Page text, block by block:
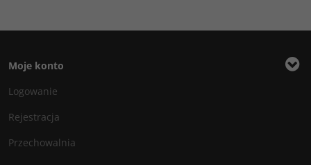
Moje konto
Logowanie
Rejestracja
Przechowalnia